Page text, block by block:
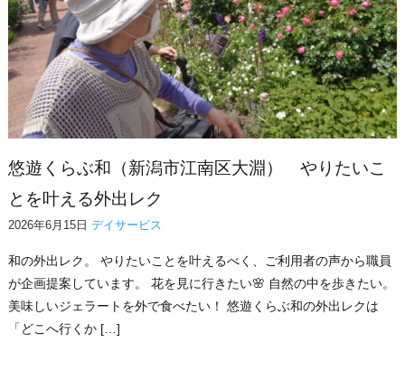
悠遊くらぶ和（新潟市江南区大淵） やりたいこ
とを叶える外出レク
2026年6月15日 デイサービス
和の外出レク。 やりたいことを叶えるべく、ご利用者の声から職員
が企画提案しています。 花を見に行きたい🌸 自然の中を歩きたい。
美味しいジェラートを外で食べたい！ 悠遊くらぶ和の外出レクは
「どこへ行くか […]